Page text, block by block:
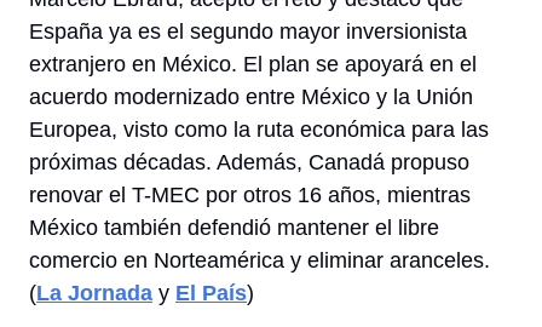
España ya es el segundo mayor inversionista
extranjero en México. El plan se apoyará en el
acuerdo modernizado entre México y la Unión
Europea, visto como la ruta económica para las
próximas décadas. Además, Canadá propuso
renovar el T-MEC por otros 16 años, mientras
México también defendió mantener el libre
comercio en Norteamérica y eliminar aranceles.
(La Jornada y El País)